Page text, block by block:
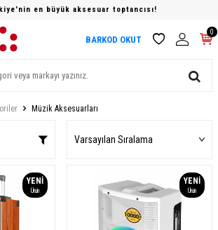
en büyük aksesuar toptancısı!
BARKOD OKUT
0
Müzik Aksesuarları
YENI
Ürün
YENI
Ürün